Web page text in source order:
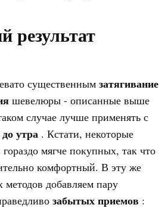
результат
существенным затягивание
шевелюры - описанные выше
случае лучше применять с
утра . Кстати, некоторые
мягче покупных, так что
комфортный. В эту же
добавляем пару
забытых приемов :